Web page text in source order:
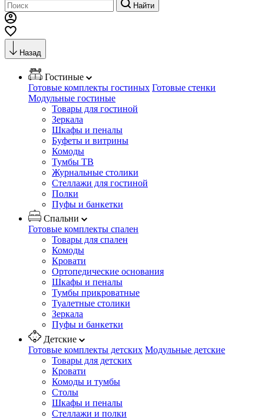
Найти
Назад
Гостиные
Готовые комплекты гостиных Готовые стенки
Модульные гостиные
Товары для гостиной
Зеркала
Шкафы и пеналы
Буфеты и витрины
Комоды
Тумбы ТВ
Журнальные столики
Стеллажи для гостиной
Полки
Пуфы и банкетки
Спальни
Готовые комплекты спален
Товары для спален
Комоды
Кровати
Ортопедические основания
Шкафы и пеналы
Тумбы прикроватные
Туалетные столики
Зеркала
Пуфы и банкетки
Детские
Готовые комплекты детских Модульные детские
Товары для детских
Кровати
Комоды и тумбы
Столы
Шкафы и пеналы
Стеллажи и полки